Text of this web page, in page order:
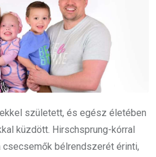
született, és egész életében
küzdött. Hirschsprung-kórral
bélrendszerét érinti,